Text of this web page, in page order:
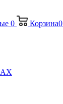
0 Корзина0